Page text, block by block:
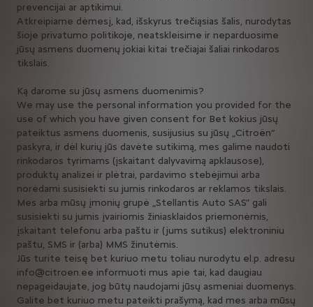
prevencijai ar aptikimui.
Atkreipiame dėmesį, kad, išskyrus trečiąsias šalis, nurodytas
šioje privatumo politikoje, neatskleisime ir neparduosime
jūsų asmens duomenų jokiai kitai trečiajai šaliai rinkodaros
tikslais.
Ką darome su jūsų asmens duomenimis?
We may use the personal information you provided for the
use of which you have given consent for Bet kokius jūsų
pateiktus asmens duomenis, susijusius su jūsų „Citroën“
paskyra, ir dėl kurių jūs davėte sutikimą, mes galime naudoti
rinkodaros tyrimams (įskaitant dalyvavimą apklausose),
produktų analizei ir plėtrai, pardavimo stebėjimui arba
norėdami susisiekti su jumis rinkodaros ar reklamos tikslais.
Mes arba mūsų įmonių grupė „Stellantis Auto SAS” gali
susisiekti su jumis įvairiomis žiniasklaidos priemonėmis,
įskaitant telefonu arba paštu ir (jums sutikus) elektroniniu
paštu, SMS ir (arba) MMS žinutėmis.
Jūs turite teisę bet kuriuo metu toliau nurodytu el.p. adresu
info@citroen.ee informuoti mus apie tai, kad daugiau
nepageidaujate, jog būtų naudojami jūsų asmeniai duomenys.
Galite bet kuriuo metu pateikti prašymą, kad mes arba mūsų